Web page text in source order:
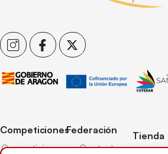
Competiciones
Competiciones
Federación
Contacto
Tienda